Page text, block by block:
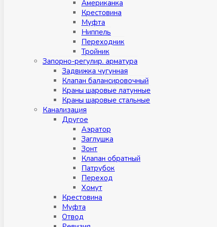
Американка
Крестовина
Муфта
Ниппель
Переходник
Тройник
Запорно-регулир. арматура
Задвижка чугунная
Клапан балансировочный
Краны шаровые латунные
Краны шаровые стальные
Канализация
Другое
Аэратор
Заглушкa
Зонт
Клапан обратный
Патрубок
Переход
Хомут
Крестовина
Муфтa
Отвод